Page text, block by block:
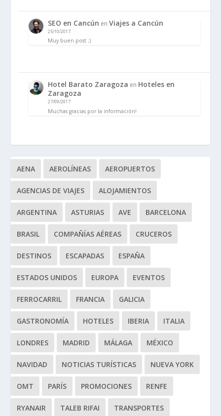
SEO en Cancún enViajes a Cancún
25/10/2017
Muy buen post ;)
Hotel Barato Zaragoza en Hoteles en
Zaragoza
27/09/2017
Muchas gracias por la información!
AENA AEROLÍNEAS AEROPUERTOS
AGENCIAS DE VIAJES ALOJAMIENTOS
ARGENTINA ASTURIAS AVE BARCELONA
BRASIL COMPAÑÍAS AÉREAS CRUCEROS
DESTINOS ESCAPADAS ESPAÑA
ESTADOS UNIDOS EUROPA EVENTOS
FERROCARRIL FRANCIA GALICIA
GASTRONOMÍA HOTELES IBERIA ITALIA
LONDRES MADRID MÁLAGA MÉXICO
NAVIDAD NOTICIAS TURÍSTICAS NUEVA YORK
OMT PARÍS PROMOCIONES RENFE
RYANAIR TALEB RIFAI TRANSPORTES